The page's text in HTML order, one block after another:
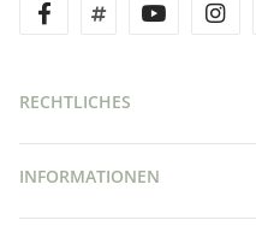
facebooktwitter youtube
RECHTLICHES
INFORMATIONEN